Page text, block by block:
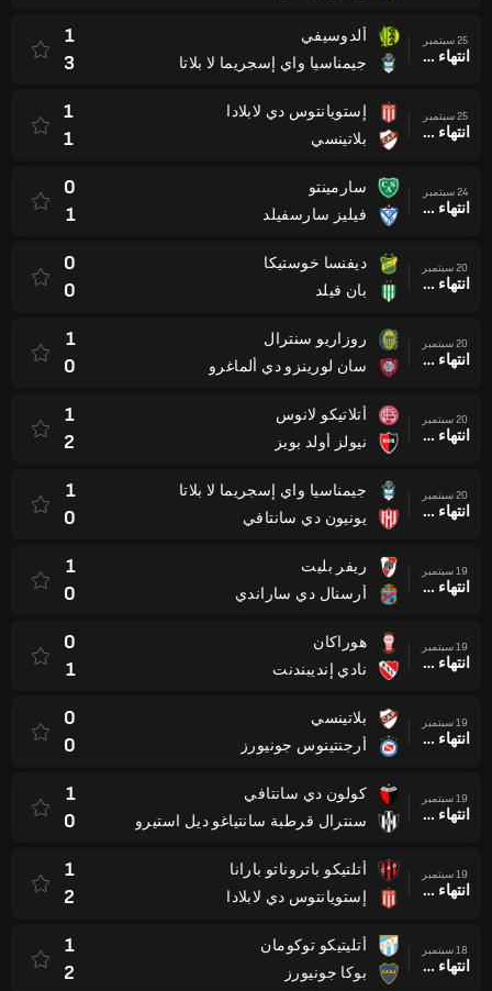
25 سبتمبر
انتهاء وقت المباراة
ألدوسيفي
جيمناسيا واي إسجريما لا بلاتا
1
3
25 سبتمبر
انتهاء وقت المباراة
إستويانتوس دي لابلادا
بلاتينسي
1
1
24 سبتمبر
انتهاء وقت المباراة
سارمينتو
فيليز سارسفيلد
0
1
20 سبتمبر
انتهاء وقت المباراة
ديفنسا خوستيكا
بان فيلد
0
0
20 سبتمبر
انتهاء وقت المباراة
روزاريو سنترال
سان لورينزو دي ألماغرو
1
0
20 سبتمبر
انتهاء وقت المباراة
أتلاتيكو لانوس
نيولز أولد بويز
1
2
20 سبتمبر
انتهاء وقت المباراة
جيمناسيا واي إسجريما لا بلاتا
يونيون دي سانتافي
1
0
19 سبتمبر
انتهاء وقت المباراة
ريفر بليت
أرسنال دي ساراندي
1
0
19 سبتمبر
انتهاء وقت المباراة
هوراكان
نادي إنديبندنت
0
1
19 سبتمبر
انتهاء وقت المباراة
بلاتينسي
أرجنتينوس جونيورز
0
0
19 سبتمبر
انتهاء وقت المباراة
كولون دي سانتافي
سنترال قرطبة سانتياغو ديل استيرو
1
0
19 سبتمبر
انتهاء وقت المباراة
أتلتيكو باتروناتو بارانا
إستويانتوس دي لابلادا
1
2
18 سبتمبر
انتهاء وقت المباراة
أتليتيكو توكومان
بوكا جونيورز
1
2